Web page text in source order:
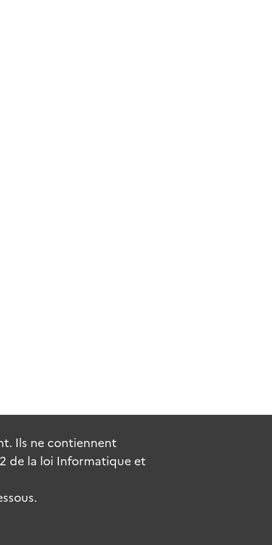
Ils ne contiennent
de la loi Informatique et